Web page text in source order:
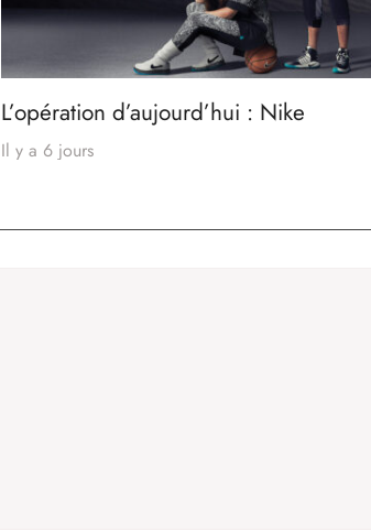
L’opération d’aujourd’hui : Nike
Il y a 6 jours